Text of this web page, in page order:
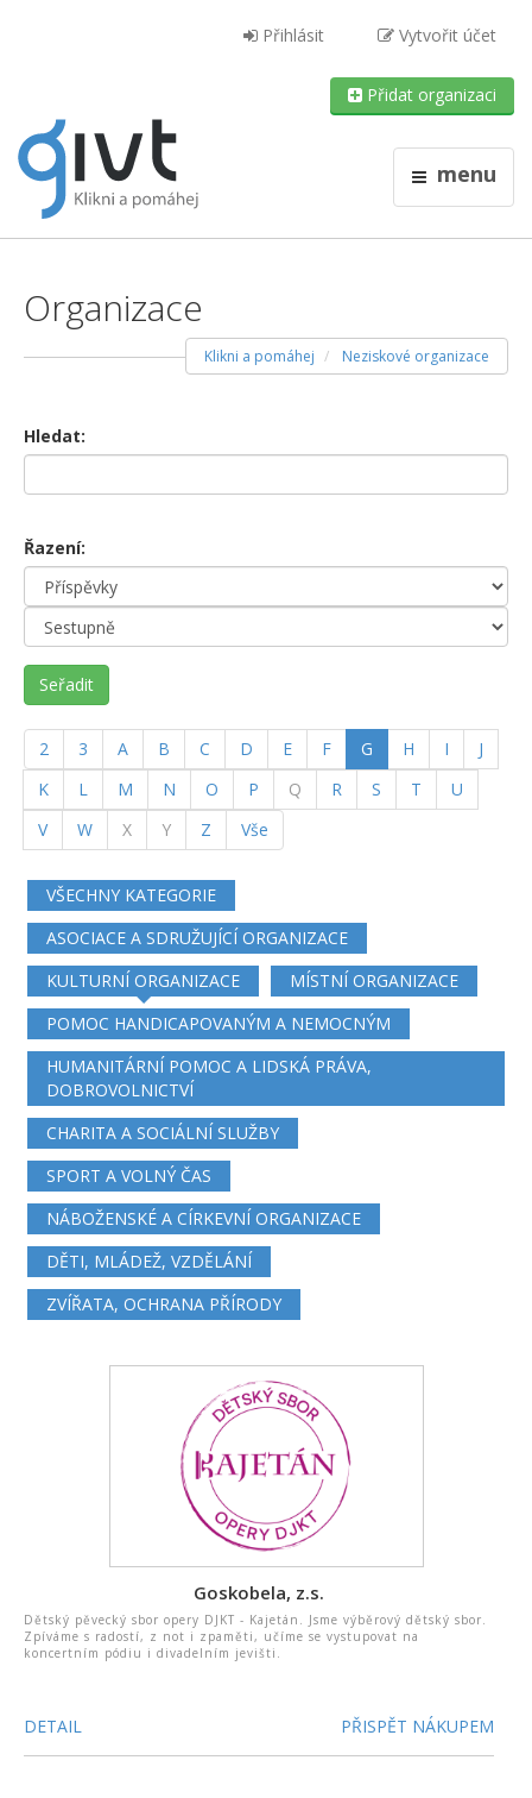
Přihlásit Vytvořit účet
Přidat organizaci
menu
Organizace
Klikni a pomáhej Neziskové organizace
Hledat:
Řazení:
Seřadit
2 3 A B C D E F G (current)
H I
J
K
L M N O P Q R S T
U
V
W X Y Z Vše
VŠECHNY KATEGORIE
ASOCIACE A SDRUŽUJÍCÍ ORGANIZACE
KULTURNÍ ORGANIZACE
MÍSTNÍ ORGANIZACE
POMOC HANDICAPOVANÝM A NEMOCNÝM
HUMANITÁRNÍ POMOC A LIDSKÁ PRÁVA,
DOBROVOLNICTVÍ
CHARITA A SOCIÁLNÍ SLUŽBY
SPORT A VOLNÝ ČAS
NÁBOŽENSKÉ A CÍRKEVNÍ ORGANIZACE
DĚTI, MLÁDEŽ, VZDĚLÁNÍ
ZVÍŘATA, OCHRANA PŘÍRODY
Goskobela, z.s.
Dětský pěvecký sbor opery DJKT - Kajetán. Jsme výběrový dětský sbor.
Zpíváme s radostí, z not i zpaměti, učíme se vystupovat na
koncertním pódiu i divadelním jevišti.
DETAIL PŘISPĚT NÁKUPEM